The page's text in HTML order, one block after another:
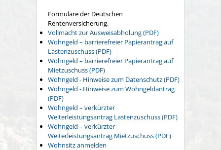
Formulare der Deutschen
Rentenversicherung.
Vollmacht zur Ausweisabholung (PDF)
Wohngeld – barrierefreier Papierantrag auf
Lastenzuschuss (PDF)
Wohngeld – barrierefreier Papierantrag auf
Mietzuschuss (PDF)
Wohngeld - Hinweise zum Datenschutz (PDF)
Wohngeld - Hinweise zum Wohngeldantrag
(PDF)
Wohngeld – verkürzter
Weiterleistungsantrag Lastenzuschuss (PDF)
Wohngeld – verkürzter
Weiterleistungsantrag Mietzuschuss (PDF)
Wohnsitz anmelden